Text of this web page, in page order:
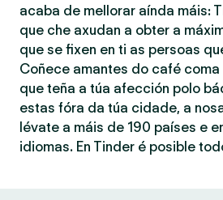
acaba de mellorar aínda máis:
que che axudan a obter a
que se fixen en ti as persoas
Coñece amantes do café
que teña a túa afección polo
estas fóra da túa cidade, a
lévate a máis de 190 países e
idiomas. En Tinder é posible